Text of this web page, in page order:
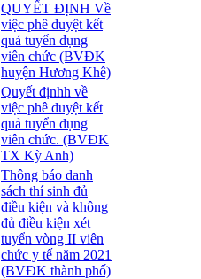
QUYẾT ĐỊNH Về
việc phê duyệt kết
quả tuyển dụng
viên chức (BVĐK
huyện Hương Khê)
Quyết địnhh về
việc phê duyệt kết
quả tuyển dụng
viên chức. (BVĐK
TX Kỳ Anh)
Thông báo danh
sách thí sinh đủ
điều kiện và không
đủ điều kiện xét
tuyển vòng II viên
chức y tế năm 2021
(BVĐK thành phố)